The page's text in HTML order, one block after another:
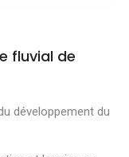
fluvial de
développement du